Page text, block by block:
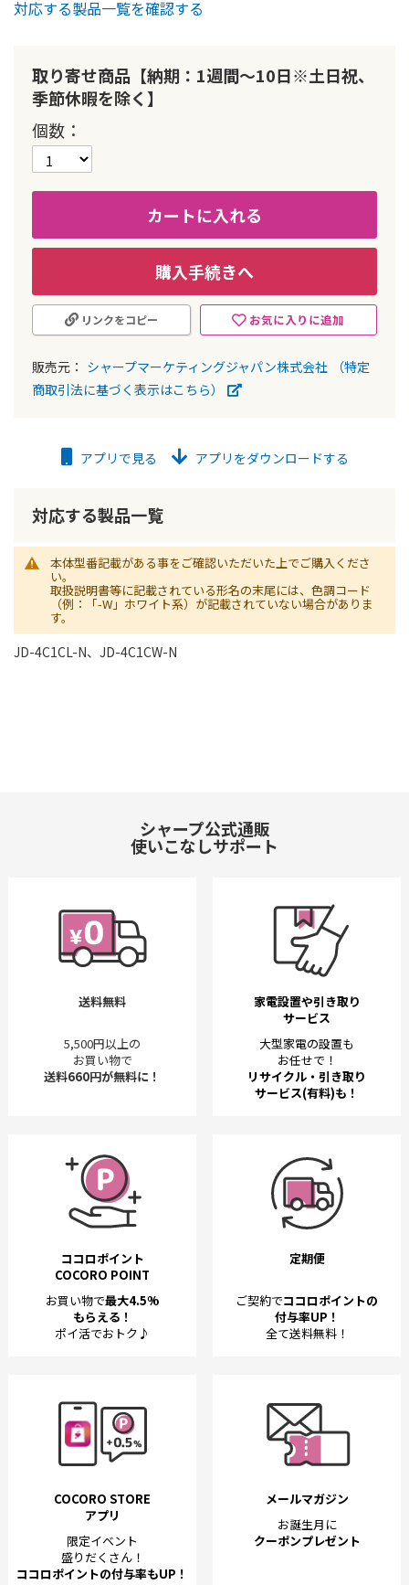
対応する製品一覧を確認する
取り寄せ商品【納期：1週間～10日※土日祝、
季節休暇を除く】
個数
カートに入れる
購入手続きへ
お気に入りに追加
リンクをコピー
販売元： シャープマーケティングジャパン株式会社
（特定
商取引法に基づく表示はこちら）
初
動
す
る
アプリで見る アプリをダウンロードする
対応する製品一覧
本体型番記載がある事をご確認いただいた上でご購入くださ
い。
取扱説明書等に記載されている形名の末尾には、色調コード
（例：「-W」ホワイト系）が記載されていない場合がありま
す。
JD-4C1CL-N、JD-4C1CW-N
シャープ公式通販
使いこなしサポート
送料無料
5,500円以上の
お買い物で
送料660円が無料に！
家電設置や引き取り
サービス
大型家電の設置も
お任せで！
リサイクル・引き取り
サービス(有料)も！
ココロポイント
COCORO POINT
お買い物で最大4.5%
もらえる！
ポイ活でおトク♪
定期便
ご契約でココロポイントの
付与率UP！
全て送料無料！
COCORO STORE
アプリ
限定イベント
盛りだくさん！
ココロポイントの付与率もUP！
メールマガジン
お誕生月に
クーポンプレゼント